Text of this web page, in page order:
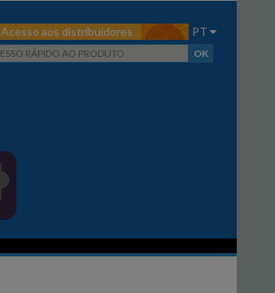
Acesso aos distribuidores PT